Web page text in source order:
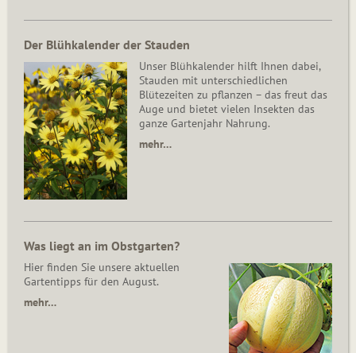
Der Blühkalender der Stauden
Unser Blühkalender hilft Ihnen dabei,
Stauden mit unterschiedlichen
Blütezeiten zu pflanzen – das freut das
Auge und bietet vielen Insekten das
ganze Gartenjahr Nahrung.
mehr…
Was liegt an im Obstgarten?
Hier finden Sie unsere aktuellen
Gartentipps für den August.
mehr…